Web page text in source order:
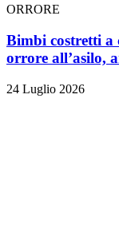
ORRORE
Bimbi costretti a
orrore all’asilo,
24 Luglio 2026